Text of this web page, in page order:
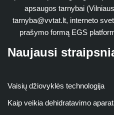
apsaugos tarnybai
tarnyba@vvtat.lt, interneto
prašymo formą EGS
Naujausi
Vaisių džiovyklės technologija
Kaip veikia dehidratavimo